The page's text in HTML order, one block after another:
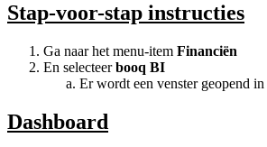
Stap-voor-stap instructies
Ga naar het menu-item Financiën
En selecteerbooq BI
Er wordt een venster geopend
Dashboard